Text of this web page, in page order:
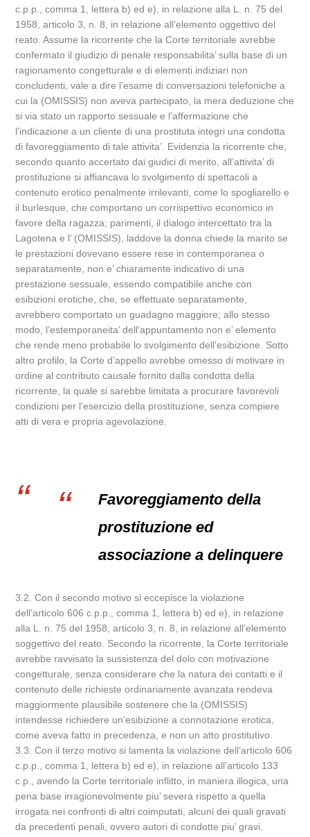
c.p.p., comma 1, lettera b) ed e), in relazione alla L. n. 75 del
1958, articolo 3, n. 8, in relazione all’elemento oggettivo del
reato. Assume la ricorrente che la Corte territoriale avrebbe
confermato il giudizio di penale responsabilita’ sulla base di un
ragionamento congetturale e di elementi indiziari non
concludenti, vale a dire l’esame di conversazioni telefoniche a
cui la (OMISSIS) non aveva partecipato, la mera deduzione che
si via stato un rapporto sessuale e l’affermazione che
l’indicazione a un cliente di una prostituta integri una condotta
di favoreggiamento di tale attivita’. Evidenzia la ricorrente che,
secondo quanto accertato dai giudici di merito, all’attivita’ di
prostituzione si affiancava lo svolgimento di spettacoli a
contenuto erotico penalmente irrilevanti, come lo spogliarello e
il burlesque, che comportano un corrispettivo economico in
favore della ragazza; parimenti, il dialogo intercettato tra la
Lagotena e l’ (OMISSIS), laddove la donna chiede la marito se
le prestazioni dovevano essere rese in contemporanea o
separatamente, non e’ chiaramente indicativo di una
prestazione sessuale, essendo compatibile anche con
esibizioni erotiche, che, se effettuate separatamente,
avrebbero comportato un guadagno maggiore; allo stesso
modo, l’estemporaneita’ dell’appuntamento non e’ elemento
che rende meno probabile lo svolgimento dell’esibizione. Sotto
altro profilo, la Corte d’appello avrebbe omesso di motivare in
ordine al contributo causale fornito dalla condotta della
ricorrente, la quale si sarebbe limitata a procurare favorevoli
condizioni per l’esercizio della prostituzione, senza compiere
atti di vera e propria agevolazione.
Favoreggiamento della
prostituzione ed
associazione a delinquere
3.2. Con il secondo motivo si eccepisce la violazione
dell’articolo 606 c.p.p., comma 1, lettera b) ed e), in relazione
alla L. n. 75 del 1958, articolo 3, n. 8, in relazione all’elemento
soggettivo del reato. Secondo la ricorrente, la Corte territoriale
avrebbe ravvisato la sussistenza del dolo con motivazione
congetturale, senza considerare che la natura dei contatti e il
contenuto delle richieste ordinariamente avanzata rendeva
maggiormente plausibile sostenere che la (OMISSIS)
intendesse richiedere un’esibizione a connotazione erotica,
come aveva fatto in precedenza, e non un atto prostitutivo.
3.3. Con il terzo motivo si lamenta la violazione dell’articolo 606
c.p.p., comma 1, lettera b) ed e), in relazione all’articolo 133
c.p., avendo la Corte territoriale inflitto, in maniera illogica, una
pena base irragionevolmente piu’ severa rispetto a quella
irrogata nei confronti di altri coimputati, alcuni dei quali gravati
da precedenti penali, ovvero autori di condotte piu’ gravi.